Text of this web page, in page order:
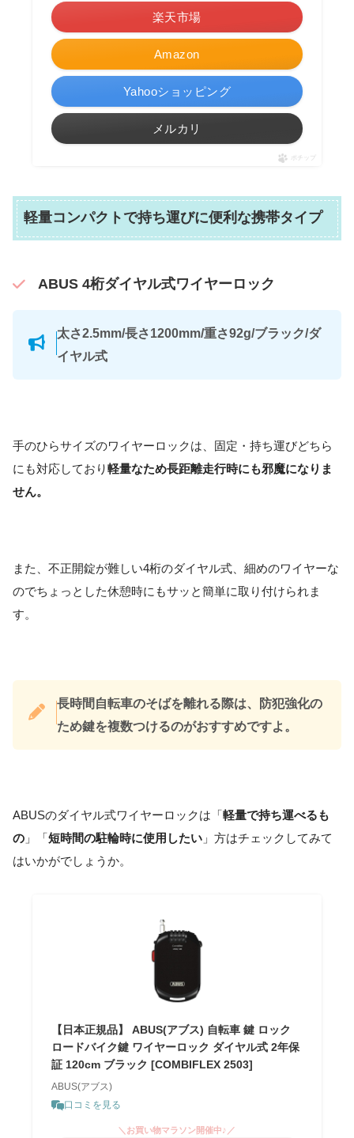
Amazon
楽天市場
Yahooショッピング
メルカリ
ポチップ
軽量コンパクトで持ち運びに便利な携帯タイプ
ABUS 4桁ダイヤル式ワイヤーロック
太さ2.5mm/長さ1200mm/重さ92g/ブラック/ダ
イヤル式
手のひらサイズのワイヤーロックは、固定・持ち運びどちら
にも対応しており軽量なため長距離走行時にも邪魔になりま
せん。
また、不正開錠が難しい4桁のダイヤル式、細めのワイヤーな
のでちょっとした休憩時にもサッと簡単に取り付けられま
す。
長時間自転車のそばを離れる際は、防犯強化の
ため鍵を複数つけるのがおすすめですよ。
ABUSのダイヤル式ワイヤーロックは「軽量で持ち運べるも
の 」「短時間の駐輪時に使用したい 」方はチェックしてみて
はいかがでしょうか。
【日本正規品】 ABUS(アブス) 自転車 鍵 ロック
ロードバイク鍵 ワイヤーロック ダイヤル式 2年保
証 120cm ブラック [COMBIFLEX 2503]
ABUS(アブス)
口コミを見る
＼お買い物マラソン開催中♪／